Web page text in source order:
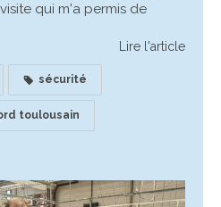
qui m'a permis de
Lire l'article
sécurité
toulousain